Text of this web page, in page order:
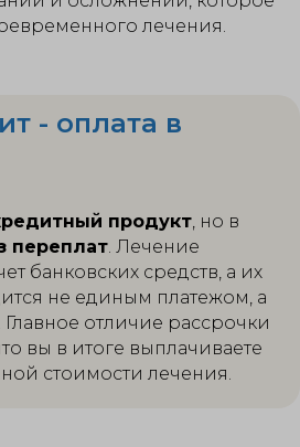
лечения.
- оплата в
продукт, но в
переплат. Лечение
банковских средств, а их
не единым платежом, а
отличие рассрочки
вы в итоге выплачиваете
стоимости лечения.